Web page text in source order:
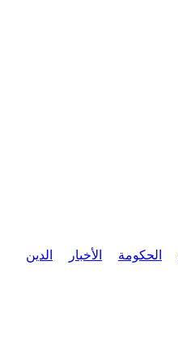
الحكومة الأخبار الدين